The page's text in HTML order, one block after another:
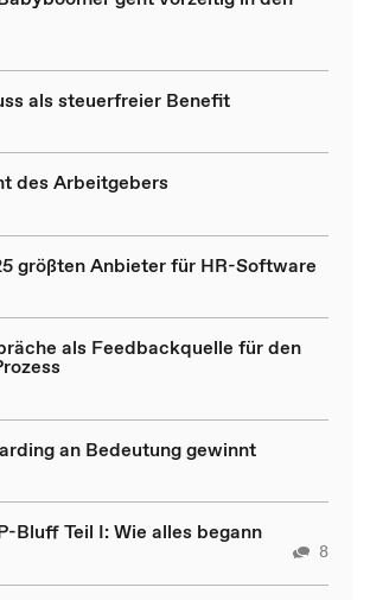
als steuerfreier Benefit
des Arbeitgebers
größten Anbieter für HR-Software
als Feedbackquelle für den
an Bedeutung gewinnt
Bluff Teil I: Wie alles begann
8